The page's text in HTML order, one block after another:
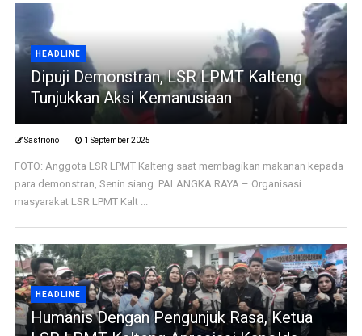
HEADLINE
Dipuji Demonstran, LSR LPMT Kalteng
Tunjukkan Aksi Kemanusiaan
Sastriono 1 September 2025
FOTO: Anggota LSR LPMT Kalteng saat membagikan makanan kepada
para demonstran, Senin siang. PALANGKA RAYA – Organisasi
masyarakat LSR LPMT Kalt ...
HEADLINE
Humanis Dengan Pengunjuk Rasa, Ketua